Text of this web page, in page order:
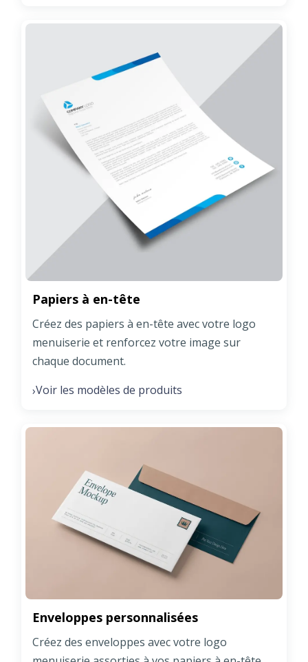
Papiers à en-tête
Créez des papiers à en-tête avec votre logo
menuiserie et renforcez votre image sur
chaque document.
›Voir les modèles de produits
Enveloppes personnalisées
Créez des enveloppes avec votre logo